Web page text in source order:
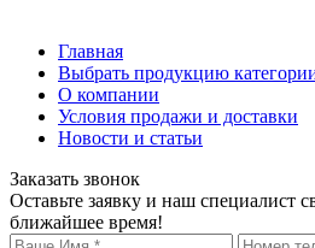
Главная
Выбрать продукцию
О компании
Условия продажи и доставки
Новости и статьи
Заказать звонок
Оставьте заявку и наш специалист
ближайшее время!